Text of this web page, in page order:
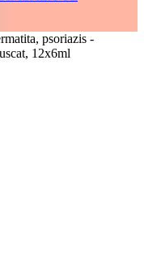
psoriazis -
12x6ml